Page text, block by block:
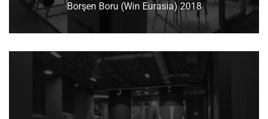
Borşen Boru (Win Eurasia) 2018